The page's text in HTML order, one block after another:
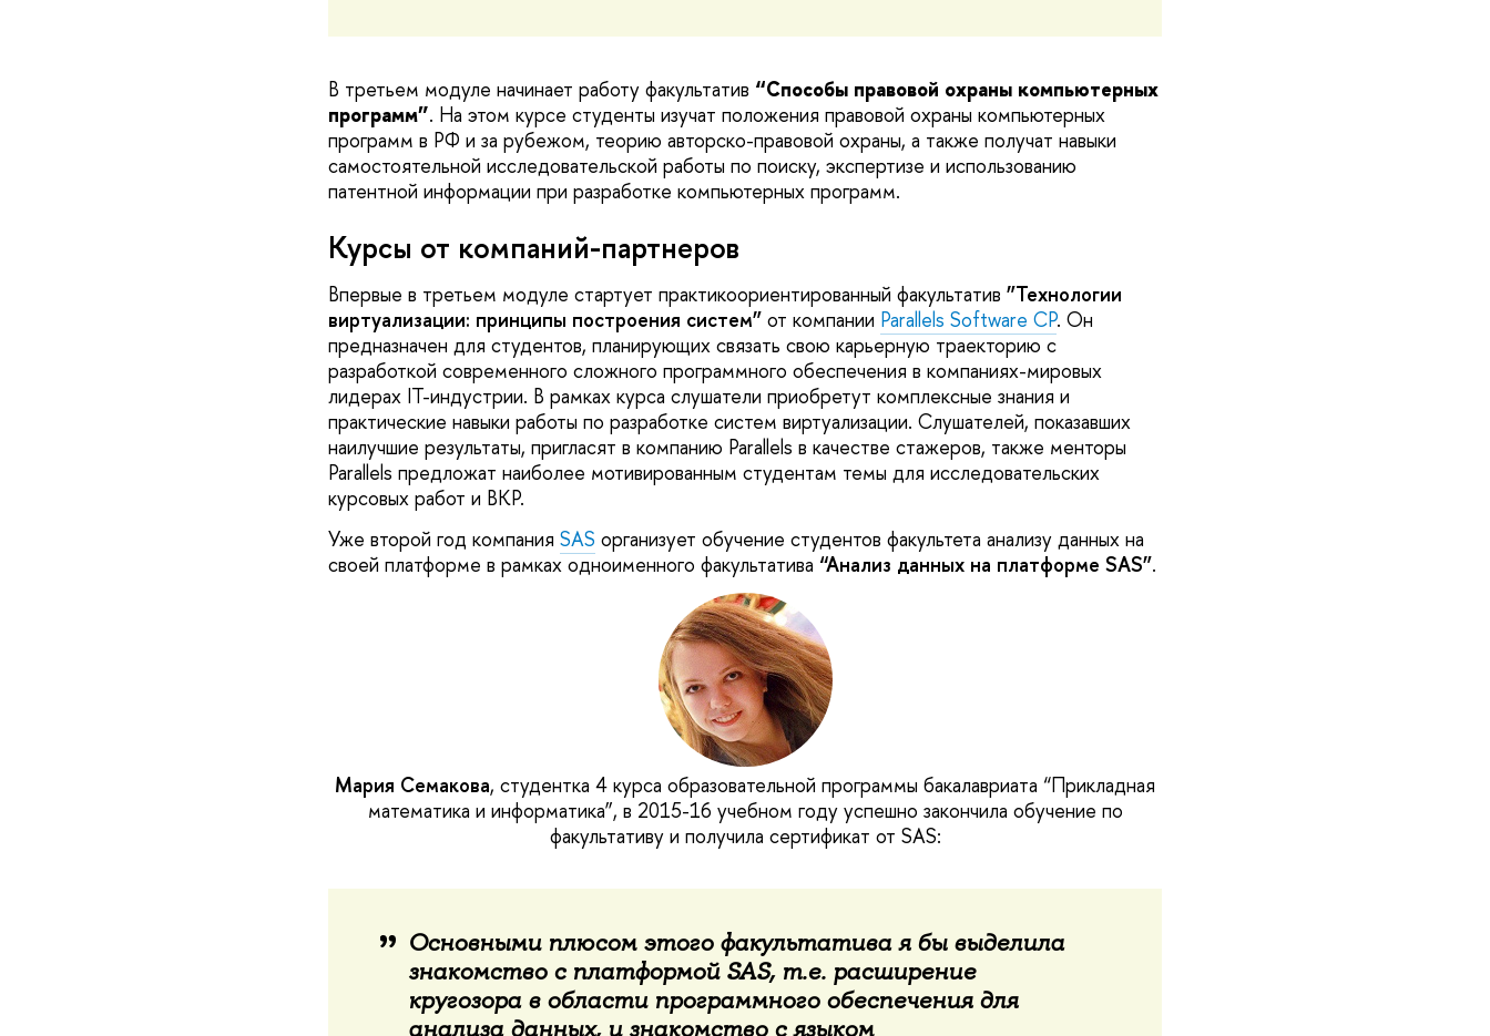
В третьем модуле начинает работу факультатив “Способы правовой охраны компьютерных
программ”. На этом курсе студенты изучат положения правовой охраны компьютерных
программ в РФ и за рубежом, теорию авторско-правовой охраны, а также получат навыки
самостоятельной исследовательской работы по поиску, экспертизе и использованию
патентной информации при разработке компьютерных программ.
Курсы от компаний-партнеров
Впервые в третьем модуле стартует практикоориентированный факультатив ”Технологии
виртуализации: принципы построения систем”от компании Parallels Software CP. Он
предназначен для студентов, планирующих связать свою карьерную траекторию с
разработкой современного сложного программного обеспечения в компаниях-мировых
лидерах IT-индустрии. В рамках курса слушатели приобретут комплексные знания и
практические навыки работы по разработке систем виртуализации. Слушателей, показавших
наилучшие результаты, пригласят в компанию Parallels в качестве стажеров, также менторы
Parallels предложат наиболее мотивированным студентам темы для исследовательских
курсовых работ и ВКР.
Уже второй год компания SAS организует обучение студентов факультета анализу данных на
своей платформе в рамках одноименного факультатива “Анализ данных на платформе SAS”.
Мария Семакова, студентка 4 курса образовательной программы бакалавриата “Прикладная
математика и информатика”, в 2015-16 учебном году успешно закончила обучение по
факультативу и получила сертификат от SAS:
Основными плюсом этого факультатива я бы выделила
знакомство с платформой SAS, т.е. расширение
кругозора в области программного обеспечения для